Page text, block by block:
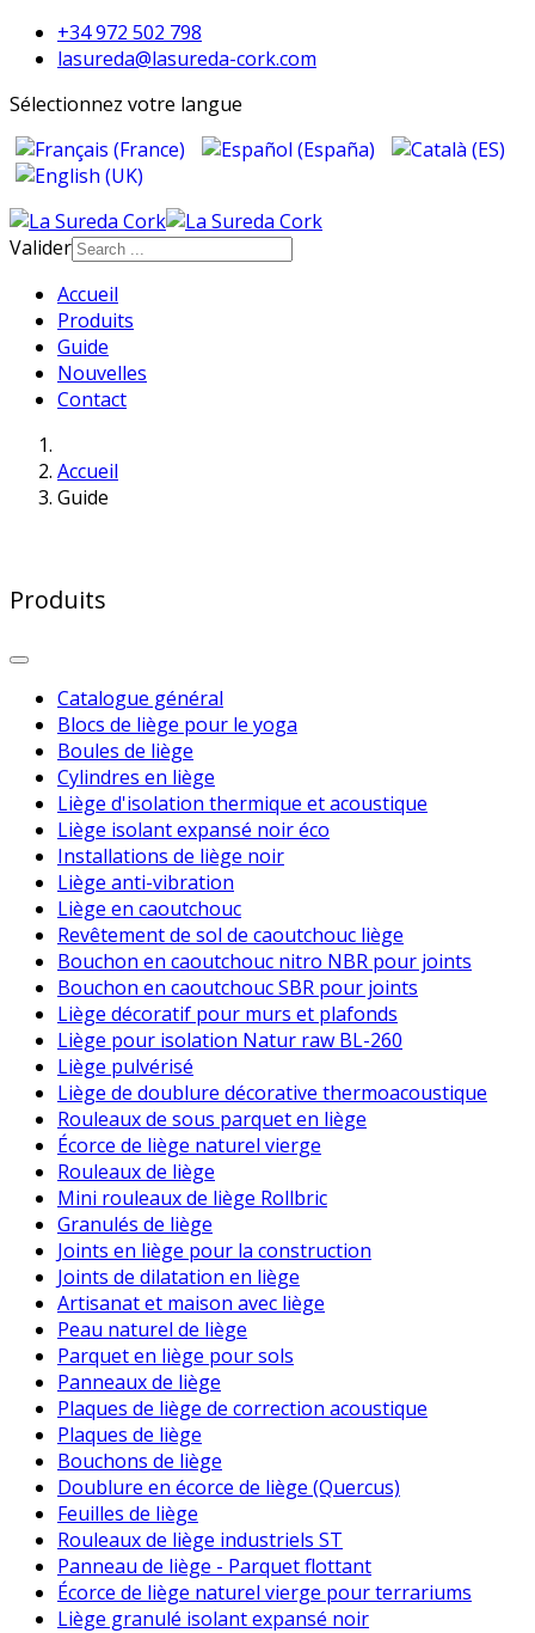
+34 972 502 798
lasureda@lasureda-cork.com
Sélectionnez votre langue
Valider
Accueil
Produits
Guide
Nouvelles
Contact
Accueil
Guide
Produits
Catalogue général
Blocs de liège pour le yoga
Boules de liège
Cylindres en liège
Liège d'isolation thermique et acoustique
Liège isolant expansé noir éco
Installations de liège noir
Liège anti-vibration
Liège en caoutchouc
Revêtement de sol de caoutchouc liège
Bouchon en caoutchouc nitro NBR pour joints
Bouchon en caoutchouc SBR pour joints
Liège décoratif pour murs et plafonds
Liège pour isolation Natur raw BL-260
Liège pulvérisé
Liège de doublure décorative thermoacoustique
Rouleaux de sous parquet en liège
Écorce de liège naturel vierge
Rouleaux de liège
Mini rouleaux de liège Rollbric
Granulés de liège
Joints en liège pour la construction
Joints de dilatation en liège
Artisanat et maison avec liège
Peau naturel de liège
Parquet en liège pour sols
Panneaux de liège
Plaques de liège de correction acoustique
Plaques de liège
Bouchons de liège
Doublure en écorce de liège (Quercus)
Feuilles de liège
Rouleaux de liège industriels ST
Panneau de liège - Parquet flottant
Écorce de liège naturel vierge pour terrariums
Liège granulé isolant expansé noir